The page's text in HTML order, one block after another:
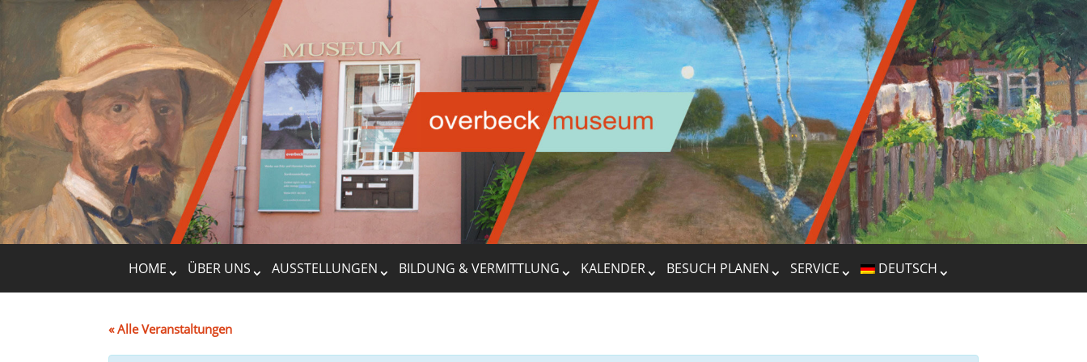
HOME ÜBER UNS AUSSTELLUNGEN BILDUNG & VERMITTLUNG KALENDER BESUCH PLANEN SERVICE DEUTSCH
« Alle Veranstaltungen